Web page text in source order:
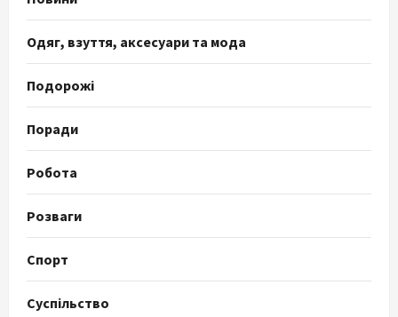
Одяг, взуття, аксесуари та мода
Подорожі
Поради
Робота
Розваги
Спорт
Суспільство